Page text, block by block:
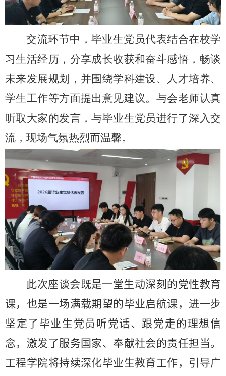
交流环节中，毕业生党员代表结合在校学
习生活经历，分享成长收获和奋斗感悟，畅谈
未来发展规划，并围绕学科建设、人才培养、
学生工作等方面提出意见建议。与会老师认真
听取大家的发言，与毕业生党员进行了深入交
流，现场气氛热烈而温馨。
此次座谈会既是一堂生动深刻的党性教育
课，也是一场满载期望的毕业启航课，进一步
坚定了毕业生党员听党话、跟党走的理想信
念，激发了服务国家、奉献社会的责任担当。
工程学院将持续深化毕业生教育工作，引导广